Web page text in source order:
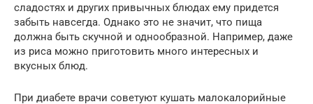
сладостях и других привычных блюдах ему придется
забыть навсегда. Однако это не значит, что пища
должна быть скучной и однообразной. Например, даже
из риса можно приготовить много интересных и
вкусных блюд.
При диабете врачи советуют кушать малокалорийные